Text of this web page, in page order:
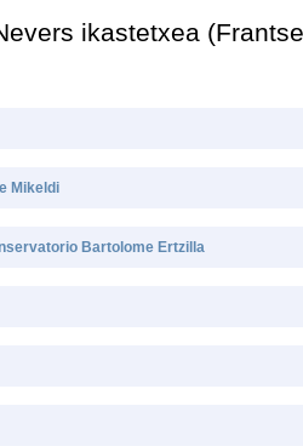
ikastetxea
Mikeldi
Bartolome Ertzilla